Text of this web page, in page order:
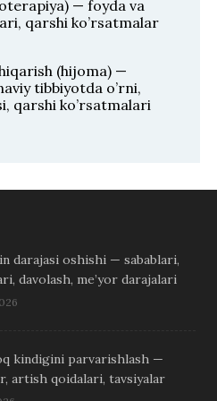
— foyda va
qarshi ko’rsatmalar
(hijoma) —
tibbiyotda o’rni,
qarshi ko’rsatmalari
darajasi oshishi — sabablari,
davolash, me’yor darajalari
kindigini parvarishlash —
artish qoidalari, tavsiyalar